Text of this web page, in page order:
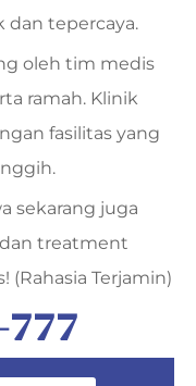
dan tepercaya.
oleh tim medis
ramah. Klinik
fasilitas yang
sekarang juga
treatment
(Rahasia Terjamin)